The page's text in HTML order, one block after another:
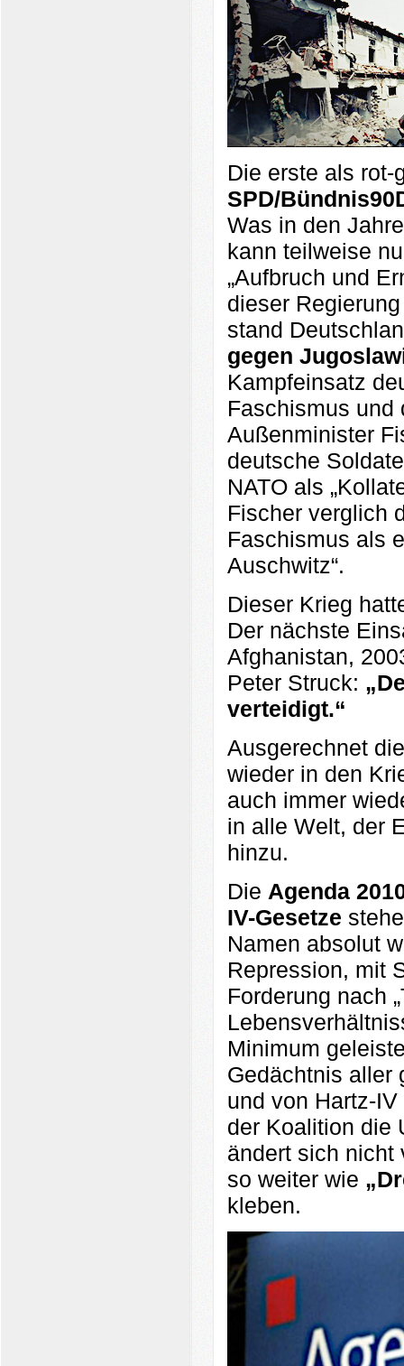
Die erste als
SPD/
Was in den
kann teilweise
„Aufbruch und
dieser
stand
gegen
Kampfeinsatz
Faschismus und
Außenminister
deutsche
NATO als
Fischer verglich
Faschismus als
Auschwitz“.
Dieser Krieg
Der nächste
Afghanistan,
Peter Struck:
verteidigt.“
Ausgerechnet
wieder in den
auch immer
in alle Welt, der
hinzu.
Die Agenda
IV-Gesetze
Namen absolut
Repression, mit
Forderung nach
Minimum
Gedächtnis aller
und von Hartz-
der Koalition die
ändert sich nicht
so weiter wie
kleben.